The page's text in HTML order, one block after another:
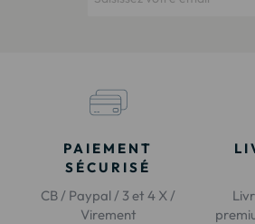
PAIEMENT
SÉCURISÉ
CB / Paypal / 3 et 4 X /
Virement